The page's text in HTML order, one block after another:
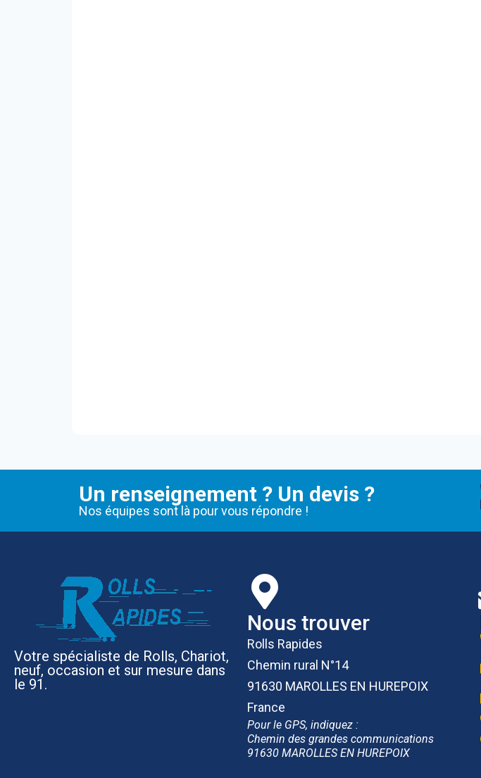
Un renseignement ? Un devis ?
Nos équipes sont là pour vous répondre !
Votre spécialiste de Rolls, Chariot,
neuf, occasion et sur mesure dans
le 91.
Nous trouver
Rolls Rapides
Chemin rural N°14
91630 MAROLLES EN HUREPOIX
France
Pour le GPS, indiquez :
Chemin des grandes communications
91630 MAROLLES EN HUREPOIX